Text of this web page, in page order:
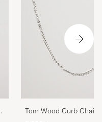
Tom Wood Curb Chain